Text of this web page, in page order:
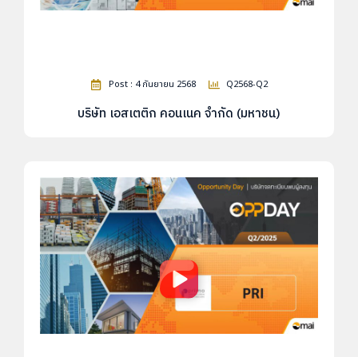
Post : 4 กันยายน 2568 Q2568-Q2
บริษัท เอสเตติก คอนเนค จำกัด (มหาชน)